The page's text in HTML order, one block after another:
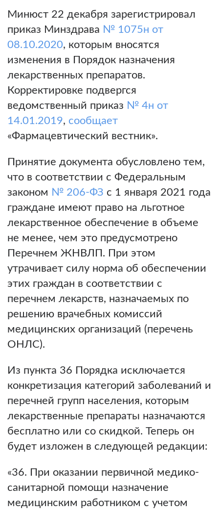
Минюст 22 декабря зарегистрировал
приказ Минздрава № 1075н от
08.10.2020, которым вносятся
изменения в Порядок назначения
лекарственных препаратов.
Корректировке подвергся
ведомственный приказ № 4н от
14.01.2019, сообщает
«Фармацевтический вестник».
Принятие документа обусловлено тем,
что в соответствии с Федеральным
законом № 206-ФЗ с 1 января 2021 года
граждане имеют право на льготное
лекарственное обеспечение в объеме
не менее, чем это предусмотрено
Перечнем ЖНВЛП. При этом
утрачивает силу норма об обеспечении
этих граждан ‎в соответствии с
перечнем лекарств, назначаемых по
решению врачебных комиссий
медицинских организаций (перечень
ОНЛС).
Из пункта 36 Порядка исключается
конкретизация категорий заболеваний и
перечней групп населения, которым
лекарственные препараты назначаются
бесплатно или со скидкой. Теперь он
будет изложен в следующей редакции:
«36. При оказании первичной медико-
санитарной помощи назначение
медицинским работником с учетом